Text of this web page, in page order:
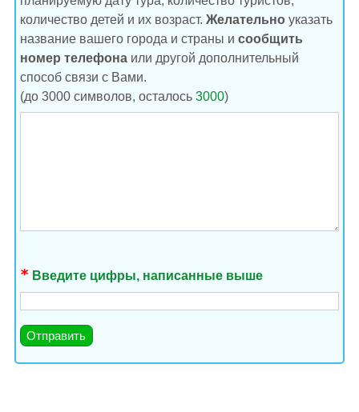
количество детей и их возраст. Желательно указать
название вашего города и страны и сообщить
номер телефона или другой дополнительный
способ связи с Вами.
(до 3000 символов, осталось 3000)
Введите цифры, написанные выше